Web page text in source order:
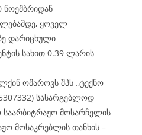
ნოემბრიდან
ყოველ
დარიცხული
სახით 0.39 ლარის
ომაროვს შპს „ტექნო
სასარგებლოდ
საარბიტრაჟო მოსარჩელის
მოსაკრებლის თანხის –